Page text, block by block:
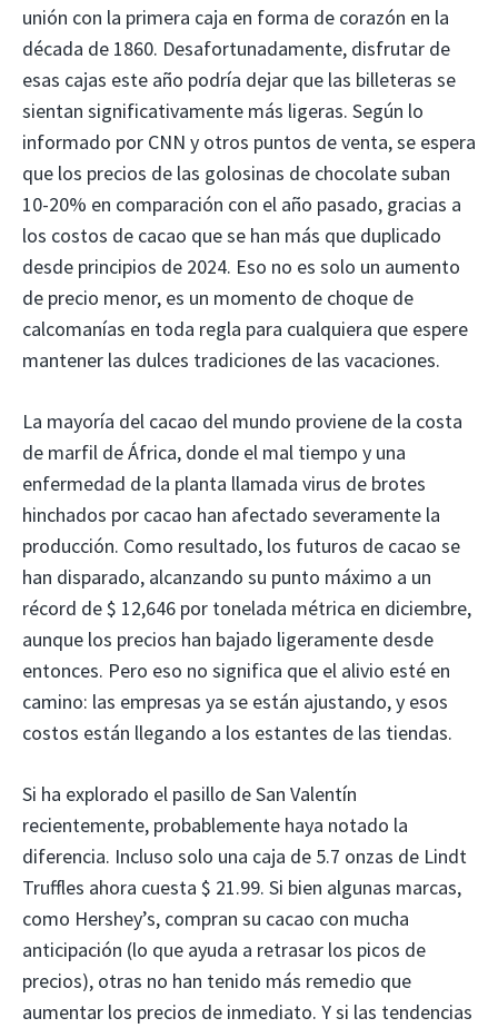
unión con la primera caja en forma de corazón en la
década de 1860. Desafortunadamente, disfrutar de
esas cajas este año podría dejar que las billeteras se
sientan significativamente más ligeras. Según lo
informado por CNN y otros puntos de venta, se espera
que los precios de las golosinas de chocolate suban
10-20% en comparación con el año pasado, gracias a
los costos de cacao que se han más que duplicado
desde principios de 2024. Eso no es solo un aumento
de precio menor, es un momento de choque de
calcomanías en toda regla para cualquiera que espere
mantener las dulces tradiciones de las vacaciones.
La mayoría del cacao del mundo proviene de la costa
de marfil de África, donde el mal tiempo y una
enfermedad de la planta llamada virus de brotes
hinchados por cacao han afectado severamente la
producción. Como resultado, los futuros de cacao se
han disparado, alcanzando su punto máximo a un
récord de $ 12,646 por tonelada métrica en diciembre,
aunque los precios han bajado ligeramente desde
entonces. Pero eso no significa que el alivio esté en
camino: las empresas ya se están ajustando, y esos
costos están llegando a los estantes de las tiendas.
Si ha explorado el pasillo de San Valentín
recientemente, probablemente haya notado la
diferencia. Incluso solo una caja de 5.7 onzas de Lindt
Truffles ahora cuesta $ 21.99. Si bien algunas marcas,
como Hershey’s, compran su cacao con mucha
anticipación (lo que ayuda a retrasar los picos de
precios), otras no han tenido más remedio que
aumentar los precios de inmediato. Y si las tendencias